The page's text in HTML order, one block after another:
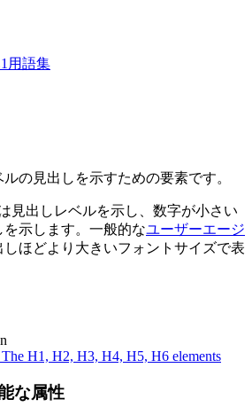
用語集
の見出しを示すための要素です。
見出しレベルを示し、数字が小さい
示します。一般的なユーザーエージ
しほどより大きいフォントサイズで表
The H1, H2, H3, H4, H5, H6 elements
な属性